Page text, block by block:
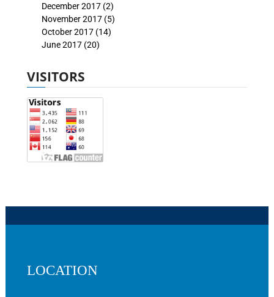
December 2017(2)
November 2017(5)
October 2017(14)
June 2017(20)
VISITORS
LOCATION